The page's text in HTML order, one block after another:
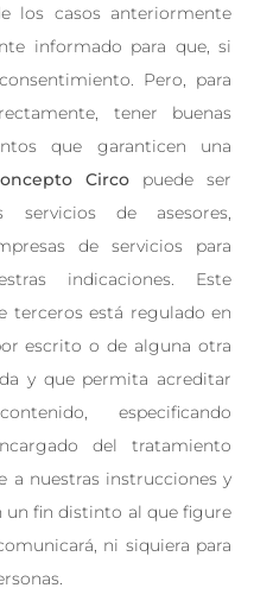
los casos anteriormente
informado para que, si
Pero, para
tener buenas
que garanticen una
Circo puede ser
servicios de asesores,
de servicios para
indicaciones. Este
terceros está regulado en
escrito o de alguna otra
y que permita acreditar
especificando
del tratamiento
a nuestras instrucciones y
un fin distinto al que figure
ni siquiera para